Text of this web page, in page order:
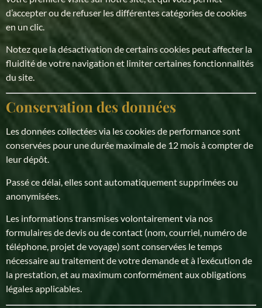
d’accepter ou de refuser les différentes catégories de cookies
en un clic.
Notez que la désactivation de certains cookies peut affecter la
fluidité de votre navigation et limiter certaines fonctionnalités
du site.
Conservation des données
Les données collectées via les cookies de performance sont
conservées pour une durée maximale de 12 mois à compter de
leur dépôt.
Passé ce délai, elles sont automatiquement supprimées ou
anonymisées.
Les informations transmises volontairement via nos
formulaires de devis ou de contact (nom, courriel, numéro de
téléphone, projet de voyage) sont conservées le temps
nécessaire au traitement de votre demande et à l’exécution de
la prestation, et au maximum conformément aux obligations
légales applicables.